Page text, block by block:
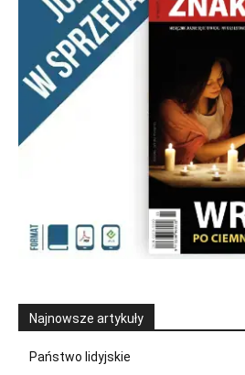
Najnowsze artykuły
Państwo lidyjskie